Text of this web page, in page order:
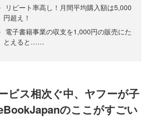
リピート率高し！月間平均購入額は5,000
円超え！
電子書籍事業の収支を1,000円の販売にた
とえると……
ビス相次ぐ中、ヤフーが子
のここがすごい